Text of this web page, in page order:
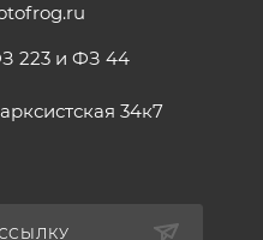
223 и ФЗ 44
34к7